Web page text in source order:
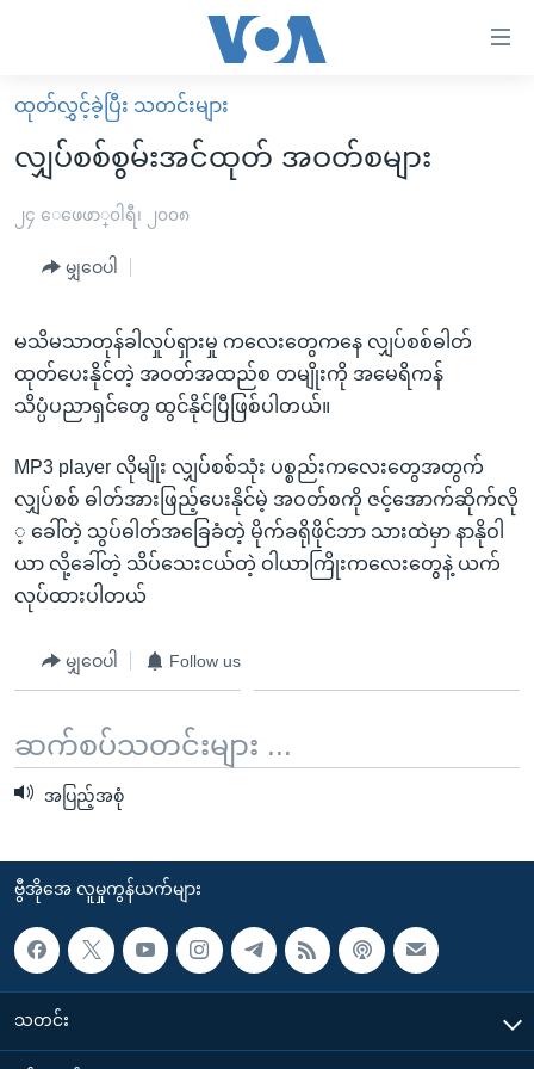
လွယ်ကူ
စေ
Link
များ
အကြောင်းအရာ
သို့
ကျော်
ရန်
ပင်မ
အ
ညွန်း
စာမျက်နှာ
ကျော်
ရှာဖွေ
ရန်
သို့
ကျော်
ရန်
မူလစာမျက်နှာ
မြန်မာ
ကမ္ဘာ့သတင်းများ
နိုင်ငံတကာ
တရုတ်
အစ္စရေး-ပါလက်စတိုင်း
ရပ်ဝန်းတခု လမ်းတခု အလွန်
အင်္ဂလိပ်စာလေ့လာမယ်
အမေရိကန်သုံးအီဒီယံ
မကြေးမုံရဲ့ အင်္ဂလိပ်စာ
ရုပ်ရှင်ထဲက အင်္ဂလိပ်စာ
သုတပဒေသာ အင်္ဂလိပ်စာ
အပတ်စဉ်ကဏ္ဍများ
ရေဒီယို
တီဗွီ
ရေဒီယိုနှင့်ရုပ်သံ အချက်အလက်များ
ရေဒီယို/တီဗွီအစီအစဉ်
Learning English
ဘာသာစကားများ
ထုတ်လွှင့်ခဲ့ပြီး သတင်းများ
လျှပ်စစ်စွမ်းအင်ထုတ် အဝတ်စများ
၂၄ ေဖေဖာ္၀ါရီ၊ ၂၀၀၈
မျှဝေပါ
မသိမသာတုန်ခါလှုပ်ရှားမှု ကလေးတွေကနေ လျှပ်စစ်ဓါတ်
ထုတ်ပေးနိုင်တဲ့ အဝတ်အထည်စ တမျိုးကို အမေရိကန်
သိပ္ပံပညာရှင်တွေ ထွင်နိုင်ပြီဖြစ်ပါတယ်။
MP3 player လိုမျိုး လျှပ်စစ်သုံး ပစ္စည်းကလေးတွေအတွက်
လျှပ်စစ် ဓါတ်အားဖြည့်ပေးနိုင်မဲ့ အဝတ်စကို ဇင့်အောက်ဆိုက်လို
့ ခေါ်တဲ့ သွပ်ဓါတ်အခြေခံတဲ့ မိုက်ခရိုဖိုင်ဘာ သားထဲမှာ နာနိုဝါ
ယာ လို့ခေါ်တဲ့ သိပ်သေးငယ်တဲ့ ဝါယာကြိုးကလေးတွေနဲ့ ယက်
လုပ်ထားပါတယ်
မျှဝေပါ Follow us
ဆက်စပ်သတင်းများ ...
အပြည့်အစုံ
ဗွီအိုအေ လူမှုကွန်ယက်များ
သတင်း